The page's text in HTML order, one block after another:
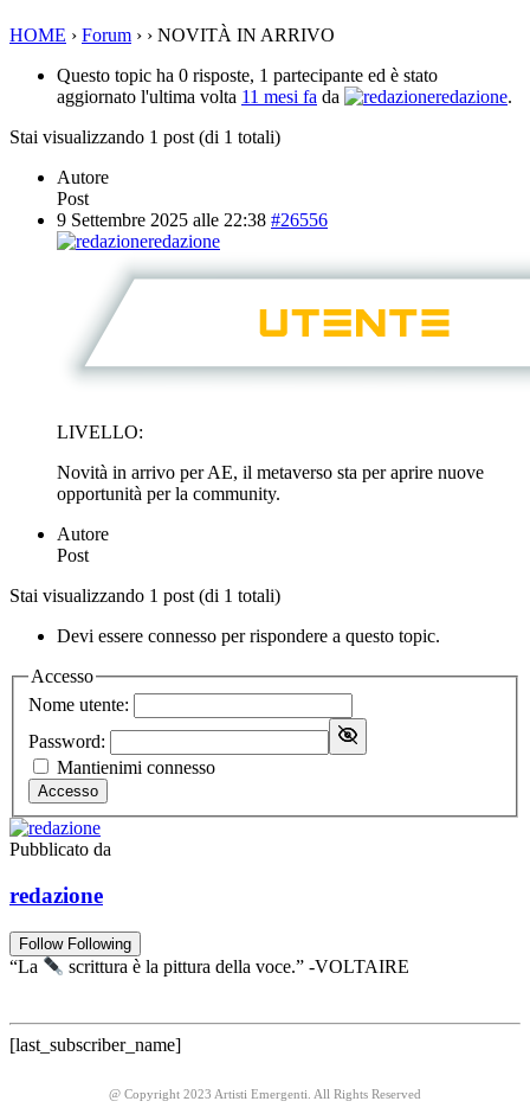
HOME › Forum › › NOVITÀ IN ARRIVO
Questo topic ha 0 risposte, 1 partecipante ed è stato
aggiornato l'ultima volta 11 mesi fa da redazione.
Stai visualizzando 1 post (di 1 totali)
Autore
Post
9 Settembre 2025 alle 22:38 #26556
redazione
LIVELLO:
Novità in arrivo per AE, il metaverso sta per aprire nuove
opportunità per la community.
Autore
Post
Stai visualizzando 1 post (di 1 totali)
Devi essere connesso per rispondere a questo topic.
Accesso
Nome utente:
Password:
Mantienimi connesso
Accesso
Pubblicato da
redazione
Follow Following
“La scrittura è la pittura della voce.” -VOLTAIRE
[last_subscriber_name]
@ Copyright 2023 Artisti Emergenti. All Rights Reserved